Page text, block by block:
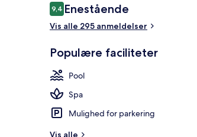
Anmeldelser
9,49,4 ud af 10.
Enestående
Vis alle 295 anmeldelser
Populære faciliteter
Pool
Spa
Mulighed for parkering
Vis alle